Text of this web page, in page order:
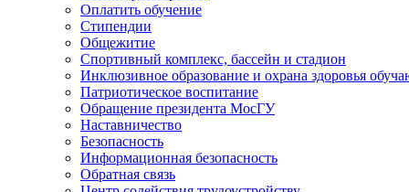
Оплатить обучение
Стипендии
Общежитие
Спортивный комплекс, бассейн и стадион
Инклюзивное образование и охрана здоровья
Патриотическое воспитание
Обращение президента МосГУ
Наставничество
Безопасность
Информационная безопасность
Обратная связь